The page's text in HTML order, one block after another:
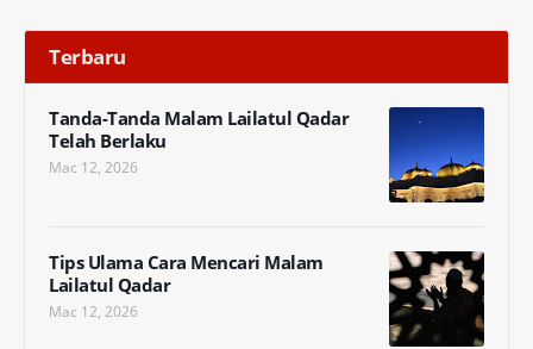
Terbaru
Tanda-Tanda Malam Lailatul Qadar
Telah Berlaku
Mac 12, 2026
Tips Ulama Cara Mencari Malam
Lailatul Qadar
Mac 12, 2026